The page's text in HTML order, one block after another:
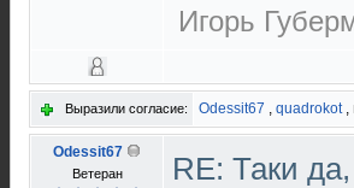
Игорь
Выразили согласие: Odessit67 , quadrokot,
Odessit67
Ветеран
RE: Таки